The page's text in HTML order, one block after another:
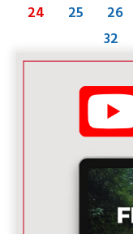
24
25 26
32